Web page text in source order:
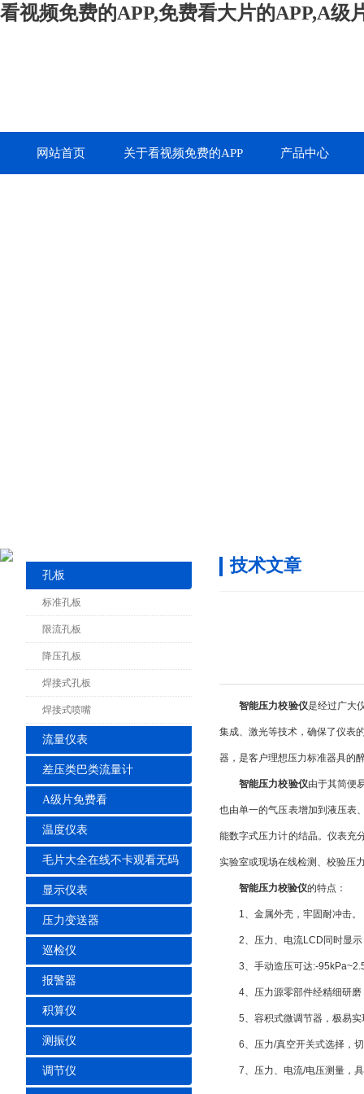
看视频免费的APP,免费看大片的APP,A级
网站首页 关于看视频免费的APP 产品中心
孔板
标准孔板
限流孔板
降压孔板
焊接式孔板
焊接式喷嘴
流量仪表
差压类巴类流量计
A级片免费看
温度仪表
毛片大全在线不卡观看无码
显示仪表
压力变送器
巡检仪
报警器
积算仪
测振仪
调节仪
技术文章
智能压力校验仪是经过广大仪
集成、激光等技术，确保了
器，是客户理想压力标准器具的醉佳
智能压力校验仪由于其简便易
也由单一的气压表增加到液压表
能数字式压力计的结晶。仪表充
实验室或现场在线检测、校验压
智能压力校验仪的特点：
1、金属外壳，牢固耐冲击。
2、压力、电流LCD同时显示
3、手动造压可达:-
4、压力源零部件经精细研磨
5、容积式微调节器，极易
6、压力/真空开关式选择，
7、压力、电流/电压测量